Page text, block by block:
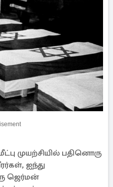
முயற்சியில் பதினொரு
ஐந்து
ஜெர்மன்